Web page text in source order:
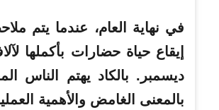
في نهاية العام، عندما يتم
ديسمبر. بالكاد يهتم الناس
بالمعنى الغامض والأهمية